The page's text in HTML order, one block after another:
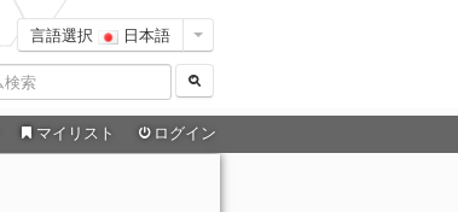
言語選択 日本語
マイリスト ログイン